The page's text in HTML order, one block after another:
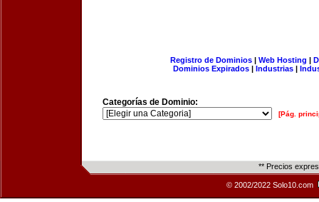
Registro de Dominios| Web Hosting |
Dominios Expirados | Industrias |
Categorías de Dominio:
[Pág.
** Precios
© 2002/2022 Solo10.com